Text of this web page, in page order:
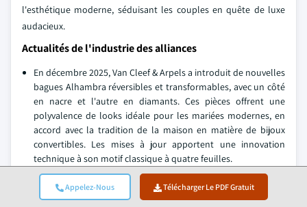
Appelez-Nous Télécharger Le PDF Gratuit
l'esthétique moderne, séduisant les couples en quête de luxe
audacieux.
Actualités de l'industrie des alliances
En décembre 2025, Van Cleef & Arpels a introduit de nouvelles
bagues Alhambra réversibles et transformables, avec un côté
en nacre et l'autre en diamants. Ces pièces offrent une
polyvalence de looks idéale pour les mariées modernes, en
accord avec la tradition de la maison en matière de bijoux
convertibles. Les mises à jour apportent une innovation
technique à son motif classique à quatre feuilles.
En octobre 2025, Cartier a lancé LOVE Unlimited, introduisant
des bagues en or articulées conçues pour moderniser